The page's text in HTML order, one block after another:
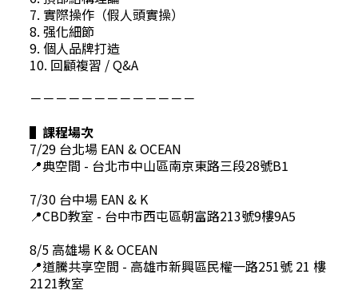
7. 實際操作（假人頭實操）
8. 强化細節
9. 個人品牌打造
10. 回顧複習 / Q&A
－－－－－－－－－－－－－
▌課程場次
7/29 台北場 EAN & OCEAN
📍典空間 - 台北市中山區南京東路三段28號B1
7/30 台中場 EAN & K
📍CBD教室 - 台中市西屯區朝富路213號9樓9A5
8/5 高雄場 K & OCEAN
📍道騰共享空間 - 高雄市新興區民權一路251號 21 樓
2121教室